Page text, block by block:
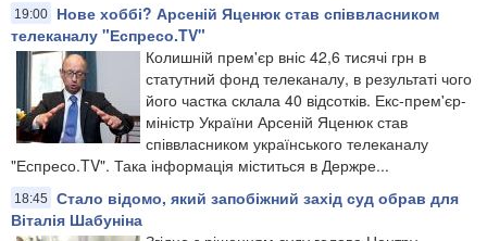
19:00
Нове хоббі? Арсеній Яценюк став співвласником
телеканалу "Еспресо.TV"
Колишній прем'єр вніс 42,6 тисячі грн в
статутний фонд телеканалу, в результаті чого
його частка склала 40 відсотків. Екс-прем'єр-
міністр України Арсеній Яценюк став
співвласником українського телеканалу
"Еспресо.TV". Така інформація міститься в Держре...
18:45
Стало відомо, який запобіжний захід суд обрав для
Віталія Шабуніна